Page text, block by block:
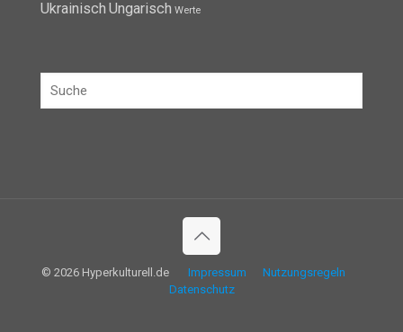
Ukrainisch Ungarisch Werte
© 2026 Hyperkulturell.de Impressum
Nutzungsregeln
Datenschutz